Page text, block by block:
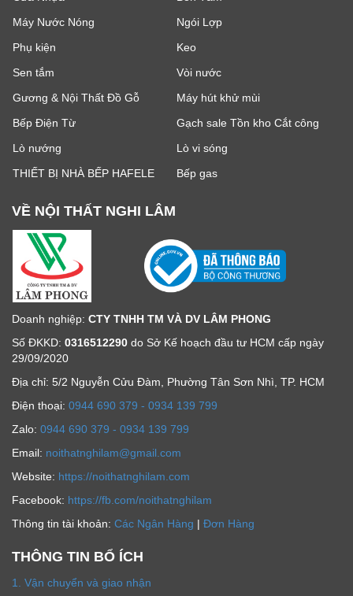
Máy Nước Nóng
Ngói Lợp
Phụ kiện
Keo
Sen tắm
Vòi nước
Gương & Nội Thất Đồ Gỗ
Máy hút khử mùi
Bếp Điện Từ
Gạch sale Tồn kho Cắt công
Lò nướng
Lò vi sóng
THIẾT BỊ NHÀ BẾP HAFELE
Bếp gas
VỀ NỘI THẤT NGHI LÂM
Doanh nghiệp: CTY TNHH TM VÀ DV LÂM PHONG
Số ĐKKD: 0316512290 do Sở Kế hoạch đầu tư HCM cấp ngày
29/09/2020
Địa chỉ: 5/2 Nguyễn Cửu Đàm, Phường Tân Sơn Nhì, TP. HCM
Ðiện thoại: 0944 690 379 - 0934 139 799
Zalo: 0944 690 379 - 0934 139 799
Email: noithatnghilam@gmail.com
Website: https://noithatnghilam.com
Facebook: https://fb.com/noithatnghilam
Thông tin tài khoản: Các Ngân Hàng | Đơn Hàng
THÔNG TIN BỔ ÍCH
1. Vận chuyển và giao nhận